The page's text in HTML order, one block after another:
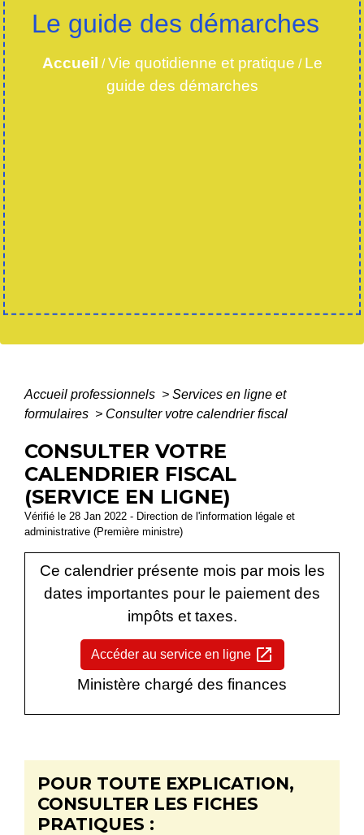
Le guide des démarches
Accueil /Vie quotidienne et pratique / Le
guide des démarches
Accueil professionnels > Services en ligne et
formulaires > Consulter votre calendrier fiscal
CONSULTER VOTRE
CALENDRIER FISCAL
(SERVICE EN LIGNE)
Vérifié le 28 Jan 2022 - Direction de l'information légale et
administrative (Première ministre)
Ce calendrier présente mois par mois les
dates importantes pour le paiement des
impôts et taxes.
Accéder au service en ligne open_in_new
Ministère chargé des finances
POUR TOUTE EXPLICATION,
CONSULTER LES FICHES
PRATIQUES :